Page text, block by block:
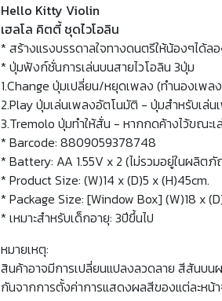
Hello Kitty Violin
เฮลโล คิตตี้ ชุดไวโอลิน
* สร้างแรงบรรดาลใจทางดนตรีให้น้องๆได้
* ปุ่มฟังก์ชั่นการเล่นบนสายไวโอลิน 3ปุ่ม
1.Change ปุ่มเปลี่ยน/หยุดเพลง (ทำนองเพล
2.Play ปุ่มเล่นเพลงอัตโนมัติ - ปุ่มสำหรับเล่
3.Tremolo ปุ่มทำให้สั่น - หากกดค้างไว้ขณะ
* Barcode: 8809059378748
* Battery: AA 1.55V x 2 (ไม่รวมอยู่ในผลิต
* Product Size: (W)14 x (D)5 x (H)45cm.
* Package Size: [Window Box] (W)18 x
* เหมาะสำหรับเด็กอายุ: 3ปีขึ้นไป
หมายเหตุ:
สินค้าอาจมีการเปลี่ยนแปลงลวดลาย สีสันบ
กันจากการตั้งค่าการแสดงผลสีของแต่ละหน้